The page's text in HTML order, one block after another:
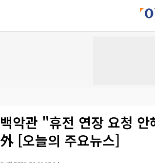
백악관 "휴전 연장 요청
外 [오늘의 주요뉴스]